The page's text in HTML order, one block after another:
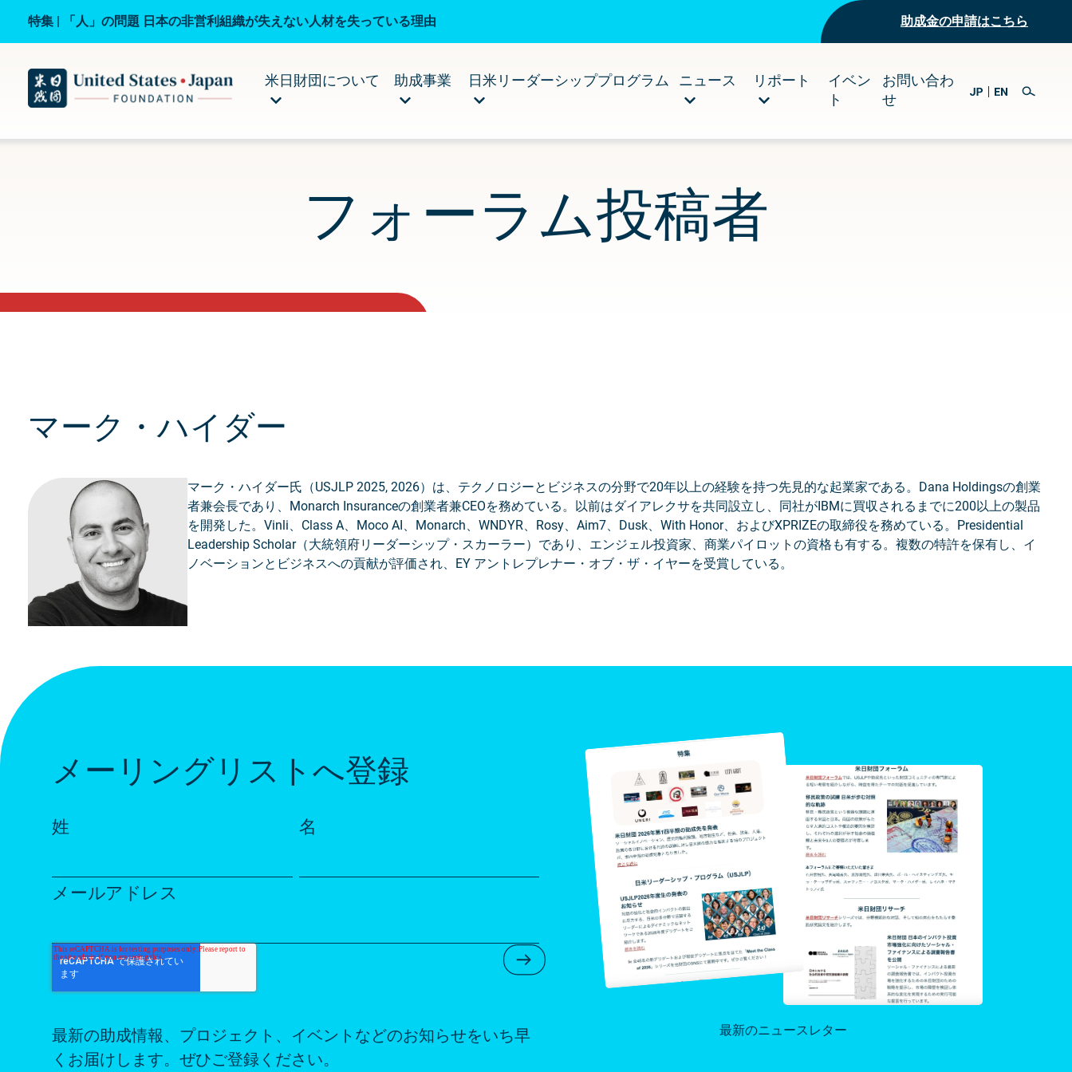
特集 | 「人」の問題 日本の非営利組織が失えない人材を失っている理由 助成金の申請はこちら
米日財団について 助成事業 日米リーダーシッププログラム ニュース リポート
イベン
ト
お問い合わ
せ
フォーラム投稿者
マーク・ハイダー
マーク・ハイダー氏（USJLP 2025, 2026）は、テクノロジーとビジネスの分野で20年以上の経験を持つ先見的な起業家である。Dana Holdingsの創業
者兼会長であり、Monarch Insuranceの創業者兼CEOを務めている。以前はダイアレクサを共同設立し、同社がIBMに買収されるまでに200以上の製品
を開発した。Vinli、Class A、Moco AI、Monarch、WNDYR、Rosy、Aim7、Dusk、With Honor、およびXPRIZEの取締役を務めている。Presidential
Leadership Scholar（大統領府リーダーシップ・スカーラー）であり、エンジェル投資家、商業パイロットの資格も有する。複数の特許を保有し、イ
ノベーションとビジネスへの貢献が評価され、EY アントレプレナー・オブ・ザ・イヤーを受賞している。
メーリングリストへ登録
姓 名
メールアドレス
Submit Newsletter Form
最新の助成情報、プロジェクト、イベントなどのお知らせをいち早
くお届けします。ぜひご登録ください。
最新のニュースレター